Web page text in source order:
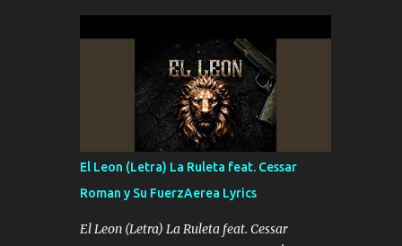
conciertos más que llenar Se mueven solo
por el interés P...
inteligente junto con su hermano el TRES
blindado el Estado tiene andan ESPERANDO
al UNO QUE PRONTO ESTARÁ PRESENTE
Que no falten las bucanas ni tampoco las
mujeres porque es platica de grandes por eso
hay que estar alegres doy las instrucciones
para atender los deberes Música Si es que
salta algún problema de confianza tengo
gente ahí está el Hombre Cuarenta y
El Leon (Letra) La Ruleta feat. Cessar
Roman y Su FuerzAerea Lyrics
El Leon (Letra) La Ruleta feat. Cessar